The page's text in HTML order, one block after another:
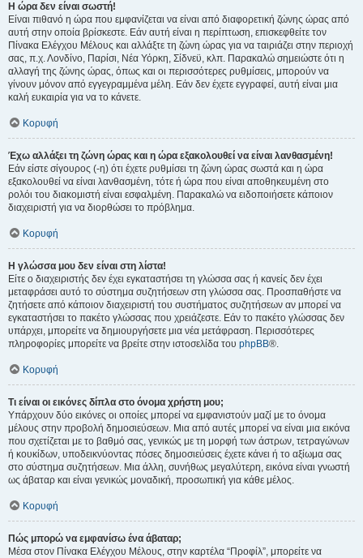
Η ώρα δεν είναι σωστή!
Είναι πιθανό η ώρα που εμφανίζεται να είναι από διαφορετική ζώνης ώρας από
αυτή στην οποία βρίσκεστε. Εάν αυτή είναι η περίπτωση, επισκεφθείτε τον
Πίνακα Ελέγχου Μέλους και αλλάξτε τη ζώνη ώρας για να ταιριάζει στην περιοχή
σας, π.χ. Λονδίνο, Παρίσι, Νέα Υόρκη, Σίδνεϋ, κλπ. Παρακαλώ σημειώστε ότι η
αλλαγή της ζώνης ώρας, όπως και οι περισσότερες ρυθμίσεις, μπορούν να
γίνουν μόνον από εγγεγραμμένα μέλη. Εάν δεν έχετε εγγραφεί, αυτή είναι μια
καλή ευκαιρία για να το κάνετε.
Κορυφή
Έχω αλλάξει τη ζώνη ώρας και η ώρα εξακολουθεί να είναι λανθασμένη!
Εάν είστε σίγουρος (-η) ότι έχετε ρυθμίσει τη ζώνη ώρας σωστά και η ώρα
εξακολουθεί να είναι λανθασμένη, τότε ή ώρα που είναι αποθηκευμένη στο
ρολόι του διακομιστή είναι εσφαλμένη. Παρακαλώ να ειδοποιήσετε κάποιον
διαχειριστή για να διορθώσει το πρόβλημα.
Κορυφή
Η γλώσσα μου δεν είναι στη λίστα!
Είτε ο διαχειριστής δεν έχει εγκαταστήσει τη γλώσσα σας ή κανείς δεν έχει
μεταφράσει αυτό το σύστημα συζητήσεων στη γλώσσα σας. Προσπαθήστε να
ζητήσετε από κάποιον διαχειριστή του συστήματος συζητήσεων αν μπορεί να
εγκαταστήσει το πακέτο γλώσσας που χρειάζεστε. Εάν το πακέτο γλώσσας δεν
υπάρχει, μπορείτε να δημιουργήσετε μια νέα μετάφραση. Περισσότερες
πληροφορίες μπορείτε να βρείτε στην ιστοσελίδα του phpBB®.
Κορυφή
Τι είναι οι εικόνες δίπλα στο όνομα χρήστη μου;
Υπάρχουν δύο εικόνες οι οποίες μπορεί να εμφανιστούν μαζί με το όνομα
μέλους στην προβολή δημοσιεύσεων. Μια από αυτές μπορεί να είναι μια εικόνα
που σχετίζεται με το βαθμό σας, γενικώς με τη μορφή των άστρων, τετραγώνων
ή κουκίδων, υποδεικνύοντας πόσες δημοσιεύσεις έχετε κάνει ή το αξίωμα σας
στο σύστημα συζητήσεων. Μια άλλη, συνήθως μεγαλύτερη, εικόνα είναι γνωστή
ως άβαταρ και είναι γενικώς μοναδική, προσωπική για κάθε μέλος.
Κορυφή
Πώς μπορώ να εμφανίσω ένα άβαταρ;
Μέσα στον Πίνακα Ελέγχου Μέλους, στην καρτέλα “Προφίλ”, μπορείτε να